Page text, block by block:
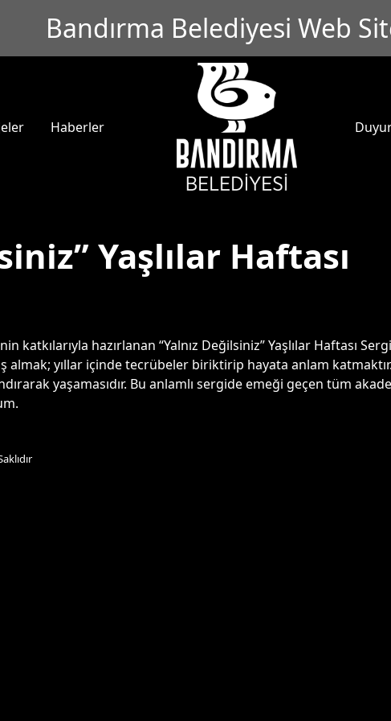
Bandırma Belediyesi Web
Haberler
Yaşlılar Haftası
katkılarıyla hazırlanan “Yalnız Değilsiniz” Yaşlılar Haftası
almak; yıllar içinde tecrübeler biriktirip hayata anlam
yaşamasıdır. Bu anlamlı sergide emeği geçen tüm